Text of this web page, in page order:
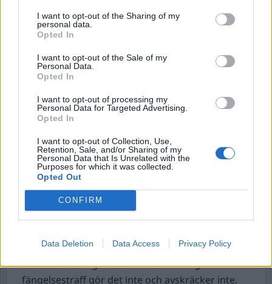
I want to opt-out of the Sharing of my
personal data.
Opted In
I want to opt-out of the Sale of my
Personal Data.
Opted In
I want to opt-out of processing my
Personal Data for Targeted Advertising.
Opted In
I want to opt-out of Collection, Use,
Retention, Sale, and/or Sharing of my
Personal Data that Is Unrelated with the
Purposes for which it was collected.
Opted Out
CONFIRM
Data Deletion Data Access Privacy Policy
vård som andra medborgare.
Vårdenheter får inte byggas upp inom
skol- och yrkesutbildning, att motivera
missbrukare till vård, låta kvinnomisshandlare
som orsakar brotten och förändra dem.
Återfall i brott ökar inte. Återfallen har sjunkit
från 42 procent år 1999 till 21 procent 2021.
Endast två av hundra dömda sexualbrottslingar
återföll i våldtäkt tre år efter frigivningen.
Påstående 6.Stoppa den ökande
brottsligheten med längre straff. Inkapacitera
Antalet fängelsestraff tycks inte påverka
brottsutvecklingen i ett samhälle. Längre
fängelsestraff gör det inte och avskräcker inte.